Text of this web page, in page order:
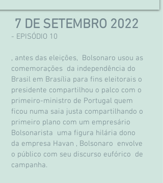
7 DE SETEMBRO 2022
- EPISÓDIO 10
, antes das eleições, Bolsonaro usou as
comemorações da independência do
Brasil em Brasília para fins eleitorais o
presidente compartilhou o palco com o
primeiro-ministro de Portugal quem
ficou numa saia justa compartilhando o
primeiro plano com um empresário
Bolsonarista uma figura hilária dono
da empresa Havan , Bolsonaro envolve
o público com seu discurso eufórico de
campanha.